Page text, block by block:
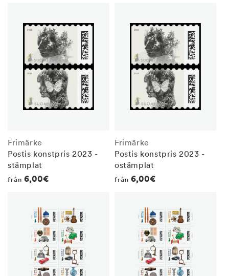
Frimärke
Postis konstpris 2023 -
stämplat
Regular
från 6,00€
Frimärke
Postis konstpris 2023 -
ostämplat
Regular
från 6,00€